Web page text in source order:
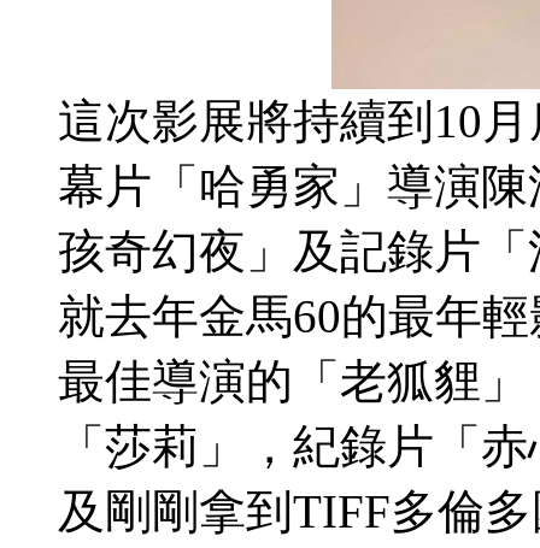
這次影展將持續到10
幕片「哈勇家」導演
孩奇幻夜」及記錄片
就去年金馬60的最年
最佳導演的「老狐貍
「莎莉」，紀錄片「
及剛剛拿到TIFF多倫